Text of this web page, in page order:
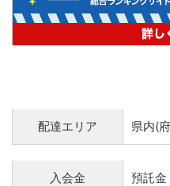
配達エリア 県内(
入会金 預託